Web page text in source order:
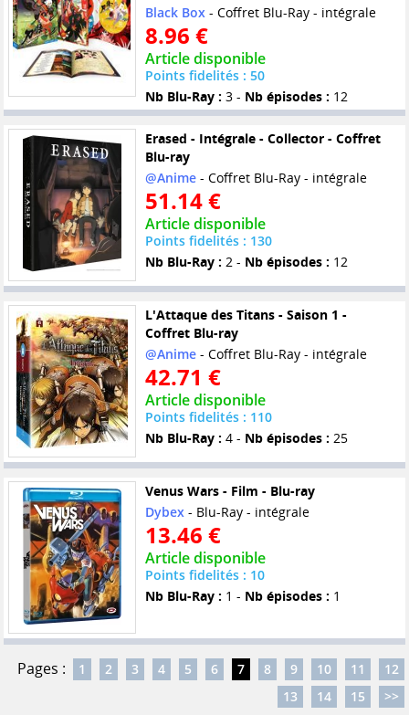
Black Box- Coffret Blu-Ray - intégrale
8.96 €
Article disponible
Points fidelités : 50
Nb Blu-Ray : 3 - Nb épisodes : 12
Erased - Intégrale - Collector - Coffret
Blu-ray
@Anime- Coffret Blu-Ray - intégrale
51.14 €
Article disponible
Points fidelités : 130
Nb Blu-Ray : 2 - Nb épisodes : 12
L'Attaque des Titans - Saison 1 -
Coffret Blu-ray
@Anime- Coffret Blu-Ray - intégrale
42.71 €
Article disponible
Points fidelités : 110
Nb Blu-Ray : 4 - Nb épisodes : 25
Venus Wars - Film - Blu-ray
Dybex- Blu-Ray - intégrale
13.46 €
Article disponible
Points fidelités : 10
Nb Blu-Ray : 1 - Nb épisodes : 1
Pages : 1 2 3 4 5 6 7 8 9 10 11
12
13
14 15 >>